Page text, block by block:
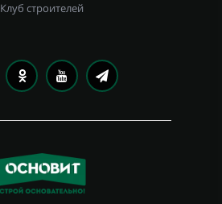
Клуб строителей